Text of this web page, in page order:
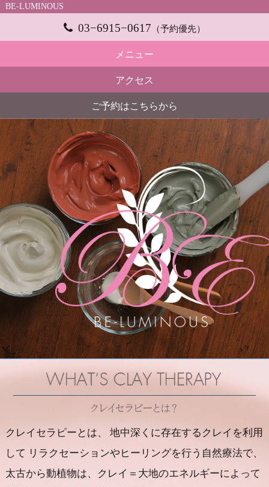
BE-LUMINOUS
03−6915−0617 （予約優先）
メニュー
アクセス
ご予約はこちらから
クレイセラピーとは、
地中深くに存在するクレイを利用
して リラクセーションやヒーリングを行う自然療法で、
太古から動植物は、クレイ＝大地のエネルギーによって